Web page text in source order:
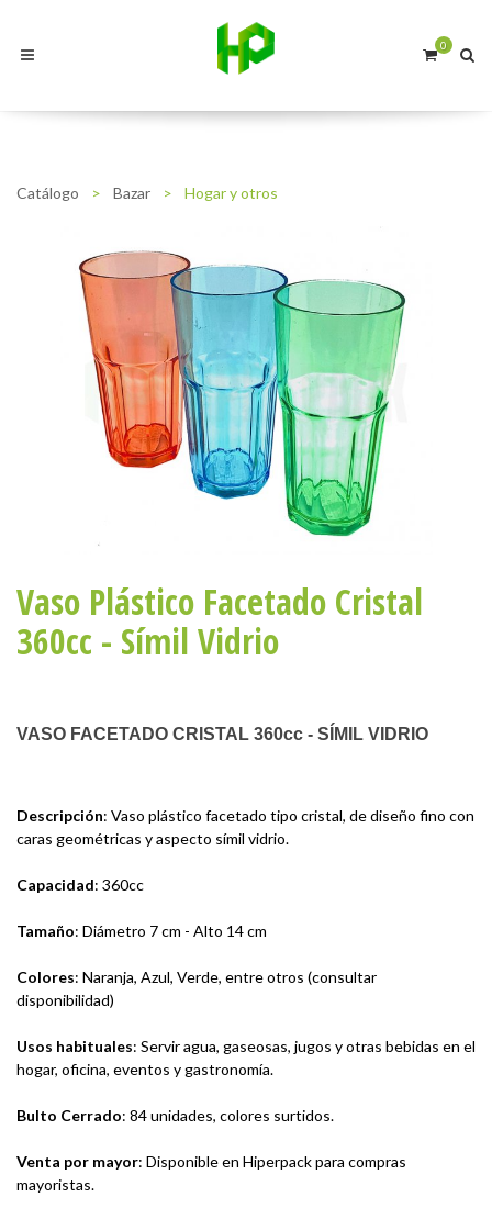
0
Catálogo > Bazar > Hogar y otros
Vaso Plástico Facetado Cristal
360cc - Símil Vidrio
VASO FACETADO CRISTAL 360cc - SÍMIL VIDRIO
Descripción: Vaso plástico facetado tipo cristal, de diseño fino con
caras geométricas y aspecto símil vidrio.
Capacidad: 360cc
Tamaño: Diámetro 7 cm - Alto 14 cm
Colores: Naranja, Azul, Verde, entre otros (consultar
disponibilidad)
Usos habituales: Servir agua, gaseosas, jugos y otras bebidas en el
hogar, oficina, eventos y gastronomía.
Bulto Cerrado: 84 unidades, colores surtidos.
Venta por mayor: Disponible en Hiperpack para compras
mayoristas.